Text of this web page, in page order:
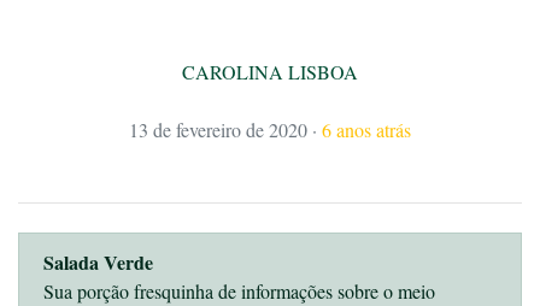
CAROLINA LISBOA
13 de fevereiro de 2020 · 6 anos atrás
Salada Verde
Sua porção fresquinha de informações sobre o meio